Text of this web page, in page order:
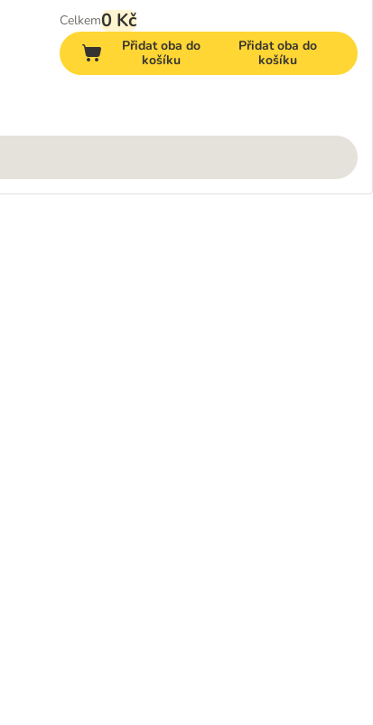
Celkem0 Kč
Přidat oba do
košíku
Přidat oba do
košíku